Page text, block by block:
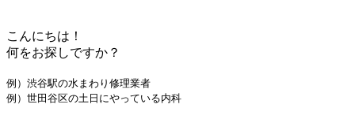
こんにちは！
何をお探しですか？
例）渋谷駅の水まわり修理業者
例）世田谷区の土日にやっている内科